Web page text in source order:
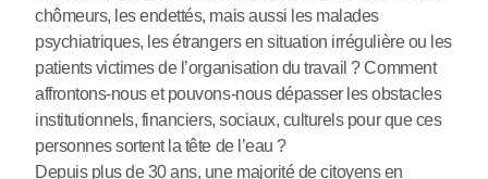
chômeurs, les endettés, mais aussi les malades
psychiatriques, les étrangers en situation irrégulière ou les
patients victimes de l’organisation du travail ? Comment
affrontons-nous et pouvons-nous dépasser les obstacles
institutionnels, financiers, sociaux, culturels pour que ces
personnes sortent la tête de l’eau ?
Depuis plus de 30 ans, une majorité de citoyens en